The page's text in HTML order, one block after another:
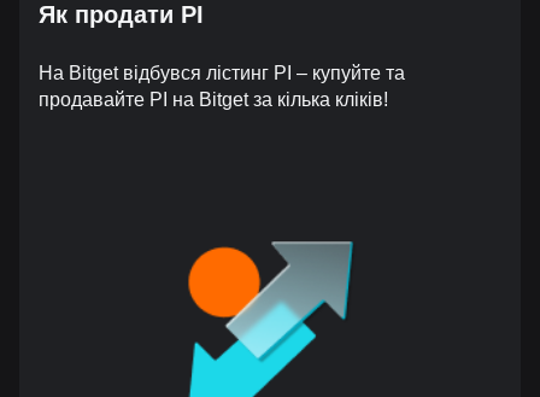
Як продати PI
На Bitget відбувся лістинг PI – купуйте та
продавайте PI на Bitget за кілька кліків!